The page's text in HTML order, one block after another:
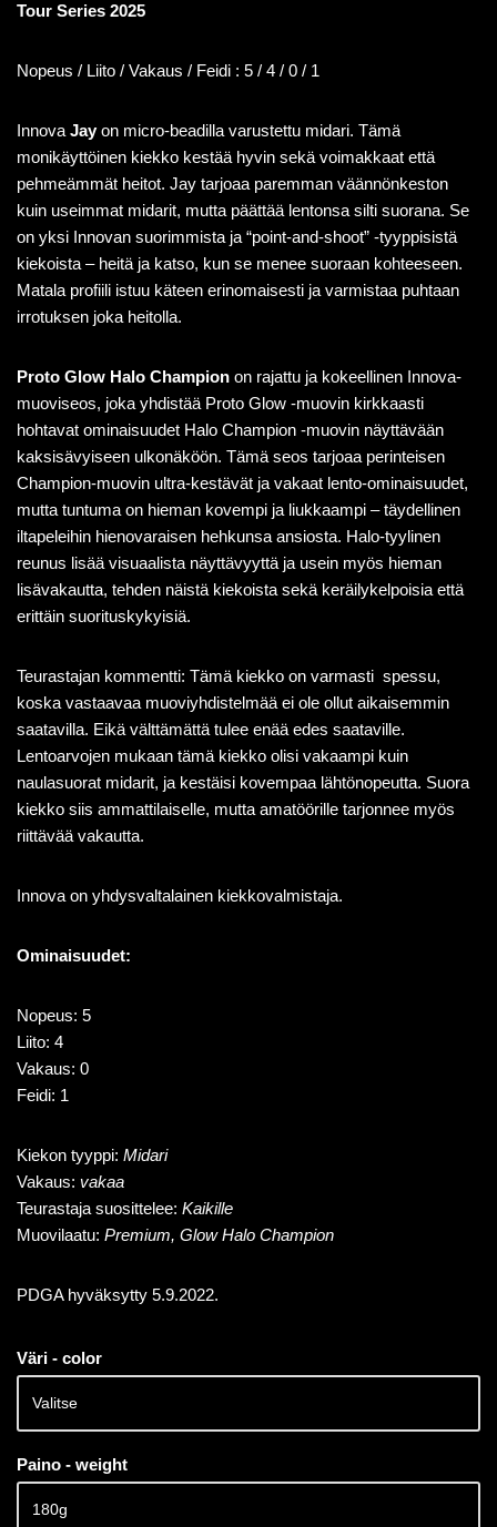
Tour Series 2025
Nopeus / Liito / Vakaus / Feidi : 5 / 4 / 0 / 1
Innova Jayon micro-beadilla varustettu midari. Tämä
monikäyttöinen kiekko kestää hyvin sekä voimakkaat että
pehmeämmät heitot. Jay tarjoaa paremman väännönkeston
kuin useimmat midarit, mutta päättää lentonsa silti suorana. Se
on yksi Innovan suorimmista ja “point-and-shoot” -tyyppisistä
kiekoista – heitä ja katso, kun se menee suoraan kohteeseen.
Matala profiili istuu käteen erinomaisesti ja varmistaa puhtaan
irrotuksen joka heitolla.
Proto Glow Halo Champion on rajattu ja kokeellinen Innova-
muoviseos, joka yhdistää Proto Glow -muovin kirkkaasti
hohtavat ominaisuudet Halo Champion -muovin näyttävään
kaksisävyiseen ulkonäköön. Tämä seos tarjoaa perinteisen
Champion-muovin ultra-kestävät ja vakaat lento-ominaisuudet,
mutta tuntuma on hieman kovempi ja liukkaampi – täydellinen
iltapeleihin hienovaraisen hehkunsa ansiosta. Halo-tyylinen
reunus lisää visuaalista näyttävyyttä ja usein myös hieman
lisävakautta, tehden näistä kiekoista sekä keräilykelpoisia että
erittäin suorituskykyisiä.
Teurastajan kommentti: Tämä kiekko on varmasti spessu,
koska vastaavaa muoviyhdistelmää ei ole ollut aikaisemmin
saatavilla. Eikä välttämättä tulee enää edes saataville.
Lentoarvojen mukaan tämä kiekko olisi vakaampi kuin
naulasuorat midarit, ja kestäisi kovempaa lähtönopeutta. Suora
kiekko siis ammattilaiselle, mutta amatöörille tarjonnee myös
riittävää vakautta.
Innova on yhdysvaltalainen kiekkovalmistaja.
Ominaisuudet:
Nopeus: 5
Liito: 4
Vakaus: 0
Feidi: 1
Kiekon tyyppi: Midari
Vakaus: vakaa
Teurastaja suosittelee: Kaikille
Muovilaatu: Premium, Glow Halo Champion
PDGA hyväksytty 5.9.2022.
Väri - color
Paino - weight